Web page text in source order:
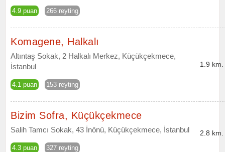
4.9 puan 266 reyting
Komagene, Halkalı
Altıntaş Sokak, 2 Halkalı Merkez, Küçükçekmece,
İstanbul
4.1 puan 153 reyting
1.9 km.
Bizim Sofra, Küçükçekmece
Salih Tamcı Sokak, 43 İnönü, Küçükçekmece, İstanbul
4.3 puan 327 reyting
2.8 km.